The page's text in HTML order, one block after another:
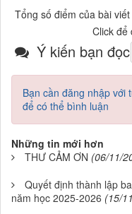
Tổng số điểm của bài
Click để
Ý kiến bạn đọc
Bạn cần đăng nhập với
để có thể bình luận
Những tin mới hơn
THƯ CẢM ƠN (06/11/
Quyết định thành lập
năm học 2025-2026 (15/